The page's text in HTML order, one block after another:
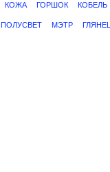
КОЖА ГОРШОК КОБЕЛЬ
ПОЛУСВЕТ МЭТР